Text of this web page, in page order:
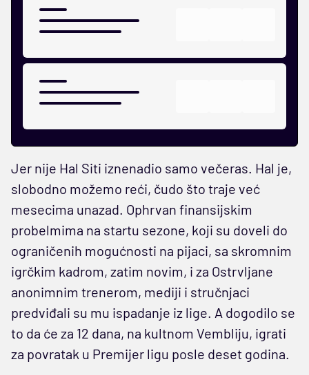
Jer nije Hal Siti iznenadio samo večeras. Hal je,
slobodno možemo reći, čudo što traje već
mesecima unazad. Ophrvan finansijskim
probelmima na startu sezone, koji su doveli do
ograničenih mogućnosti na pijaci, sa skromnim
igrčkim kadrom, zatim novim, i za Ostrvljane
anonimnim trenerom, mediji i stručnjaci
predviđali su mu ispadanje iz lige. A dogodilo se
to da će za 12 dana, na kultnom Vembliju, igrati
za povratak u Premijer ligu posle deset godina.